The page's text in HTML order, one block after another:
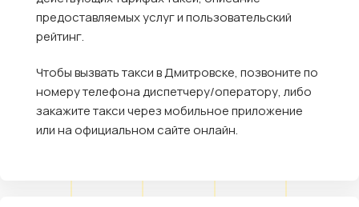
предоставляемых услуг и пользовательский
рейтинг.
Чтобы вызвать такси в Дмитровске, позвоните по
номеру телефона диспетчеру/оператору, либо
закажите такси через мобильное приложение
или на официальном сайте онлайн.